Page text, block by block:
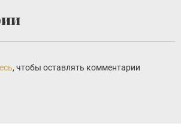
, чтобы оставлять комментарии